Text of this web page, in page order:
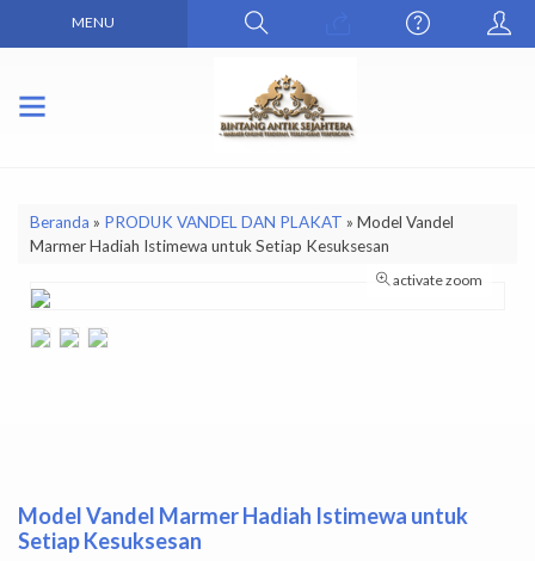
MENU
Beranda » PRODUK VANDEL DAN PLAKAT » Model Vandel
Marmer Hadiah Istimewa untuk Setiap Kesuksesan
activate zoom
Model Vandel Marmer Hadiah Istimewa untuk
Setiap Kesuksesan